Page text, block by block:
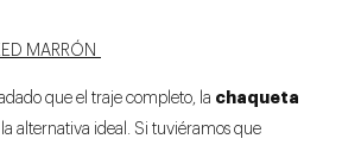
MARRÓN
que el traje completo, la chaqueta
la alternativa ideal. Si tuviéramos que